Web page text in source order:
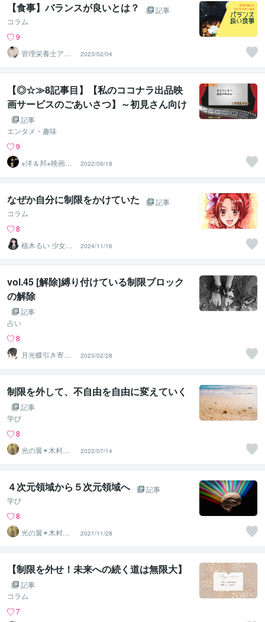
【食事】バランスが良いとは？
記事
コラム
9
管理栄養士アオ
イ 村中一帆ママ
が楽する食
2023/02/04
【◎☆≫8記事目】【私のココナラ出品映
画サービスのごあいさつ】～初見さん向け
記事編～
記事
エンタメ・趣味
9
※洋＆邦※映画10
00作以上鑑賞済
のST
2022/09/18
なぜか自分に制限をかけていた
記事
コラム
8
植木るい 少女漫
画イラスト
2024/11/16
vol.45 [解除]縛り付けている制限ブロック
の解除
記事
占い
8
月光蝶引き寄せ
スピリチュアル
カウンセラー
2023/02/28
制限を外して、不自由を自由に変えていく
記事
学び
8
光の翼✴︎木村心
美
2022/07/14
４次元領域から５次元領域へ
記事
学び
8
光の翼✴︎木村心
美
2021/11/28
【制限を外せ！未来への続く道は無限大】
記事
コラム
7